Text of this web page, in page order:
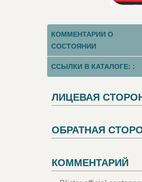
КОММЕНТАРИИ О
СОСТОЯНИИ
ССЫЛКИ В КАТАЛОГЕ: :
ЛИЦЕВАЯ
ОБРАТНАЯ
КОММЕНТАРИЙ